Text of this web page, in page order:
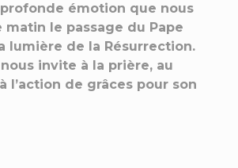
profonde émotion que nous
matin le passage du Pape
lumière de la Résurrection.
invite à la prière, au
l’action de grâces pour son